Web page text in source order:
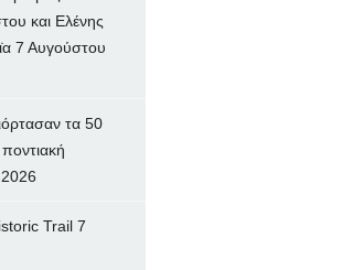
και Ελένης
7 Αυγούστου
τα 50
Trail 7